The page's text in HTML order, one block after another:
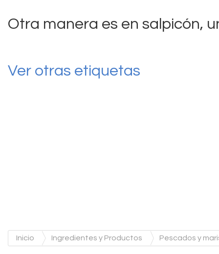
Otra manera es en salpicón,
Ver otras etiquetas
Inicio Ingredientes y Productos Pescados y